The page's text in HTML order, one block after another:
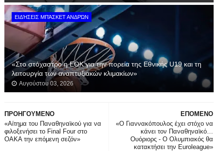
ΕΙΔΉΣΕΙΣ ΜΠΆΣΚΕΤ ΑΝΔΡΏΝ
«Στο στόχαστρο η ΕΟΚ για την πορεία της Εθνικής U19 και τη
λειτουργία των αναπτυξιακών κλιμακίων»
Αυγούστου 03, 2026
ΕΠΟΜΕΝΟ
«Ο Γιαννακόπουλος έχει στόχο να
κάνει τον Παναθηναϊκό…
Ουόριορς - Ο Ολυμπιακός θα
κατακτήσει την Euroleague»
ΠΡΟΗΓΟΥΜΕΝΟ
«Aίτημα του Παναθηναϊκού για να
φιλοξενήσει το Final Four στο
ΟΑΚΑ την επόμενη σεζόν»